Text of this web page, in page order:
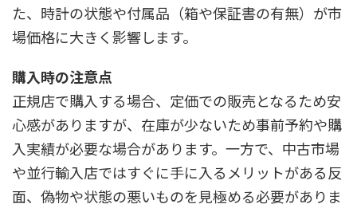
た、時計の状態や付属品（箱や保証書の有無）が市
場価格に大きく影響します。
購入時の注意点
正規店で購入する場合、定価での販売となるため安
心感がありますが、在庫が少ないため事前予約や購
入実績が必要な場合があります。一方で、中古市場
や並行輸入店ではすぐに手に入るメリットがある反
面、偽物や状態の悪いものを見極める必要がありま